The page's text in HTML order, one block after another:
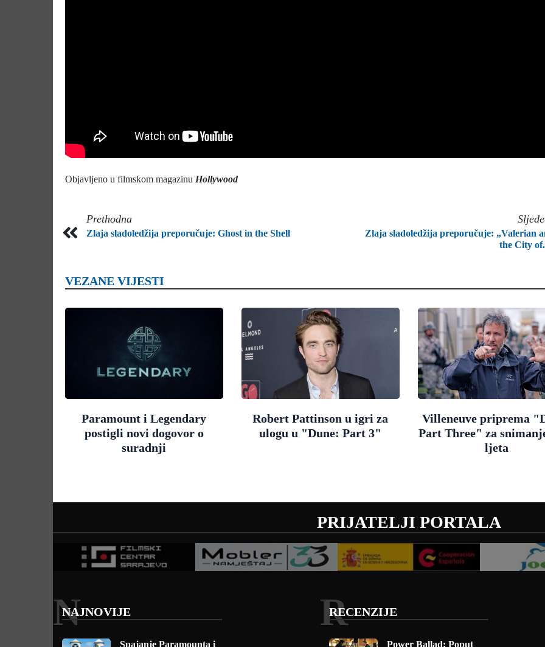
Objavljeno u filmskom magazinu Hollywood
Prethodna
Zlaja sladoledžija preporučuje: Ghost in the Shell
Zlaja sladoledžija preporučuje: „Valerian
the City
VEZANE VIJESTI
Paramount i Legendary
postigli novi dogovor o
suradnji
Robert Pattinson u igri za
ulogu u "Dune: Part 3"
Villeneuve priprema
Part Three" za
ljeta
PRIJATELJI PORTALA
NAJNOVIJE
N
Spajanje Paramounta i
RECENZIJE
R
Power Ballad: Poput